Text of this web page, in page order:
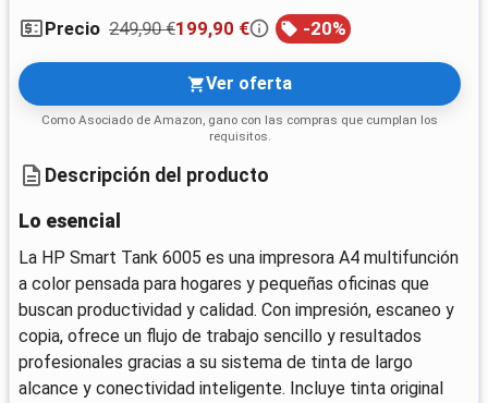
Precio 249,90 €199,90 € -20%
Ver oferta
Como Asociado de Amazon, gano con las compras que cumplan los
requisitos.
Descripción del producto
Lo esencial
La HP Smart Tank 6005 es una impresora A4 multifunción
a color pensada para hogares y pequeñas oficinas que
buscan productividad y calidad. Con impresión, escaneo y
copia, ofrece un flujo de trabajo sencillo y resultados
profesionales gracias a su sistema de tinta de largo
alcance y conectividad inteligente. Incluye tinta original